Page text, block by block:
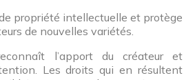
propriété intellectuelle et protège
de nouvelles variétés.
l’apport du créateur et
Les droits qui en résultent